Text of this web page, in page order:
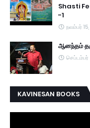
Shasti
-1
நவம்பர்
ஆனந்தம்
KAVINESAN BOOKS